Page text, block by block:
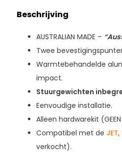
Beschrijving
AUSTRALIAN MADE –
Twee
Warmtebehandelde
impact.
Stuurgewichten
Eenvoudige installatie.
Alleen hardwarekit
Compatibel met de JET,
verkocht).